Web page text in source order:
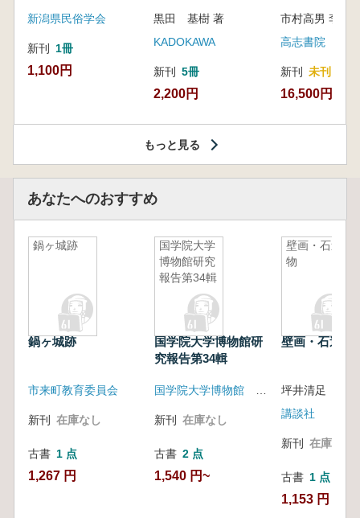
新潟県民俗学会
新刊 1冊
1,100円
黒田 基樹 著
KADOKAWA
新刊 5冊
2,200円
高志書院
新刊 未刊
16,500円
もっと見る
あなたへのおすすめ
鍋ヶ城跡
鍋ヶ城跡
市来町教育委員会
新刊 在庫なし
古書 1 点
1,267 円
国学院大学
博物館研究
報告第34輯
国学院大学博物館研
究報告第34輯
新刊 在庫なし
古書 2 点
1,540 円~
壁画・石造
物
壁画・石造物
坪井清足 町
講談社
新刊 在庫なし
古書 1 点
1,153 円